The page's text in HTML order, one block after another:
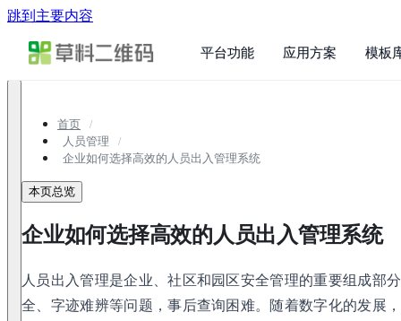
跳到主要内容
平台功能 应用方案 模板
首页
人员管理
企业如何选择高效的人员出入管理系统
本页总览
企业如何选择高效的人员出入管理系统
人员出入管理是企业、社区和园区安全管理的重要组成部
全、字迹难辨等问题，事后查询困难。随着数字化的发展